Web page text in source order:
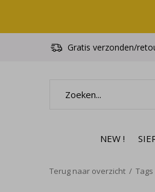
NEW !
Gratis verzonden/
Terug naar overzicht Tags